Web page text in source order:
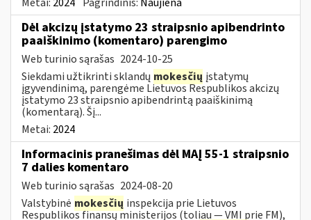
Dėl akcizų įstatymo 23 straipsnio apibendrinto
paaiškinimo (komentaro) parengimo
Web turinio sąrašas 2024-10-25
Siekdami užtikrinti sklandų mokesčių įstatymų
įgyvendinimą, parengėme Lietuvos Respublikos akcizų
įstatymo 23 straipsnio apibendrintą paaiškinimą
(komentarą). Šį...
Metai: 2024
Informacinis pranešimas dėl MAĮ 55-1 straipsnio
7 dalies komentaro
Web turinio sąrašas 2024-08-20
Valstybinė mokesčių inspekcija prie Lietuvos
Respublikos finansų ministerijos (toliau — VMI prie FM),